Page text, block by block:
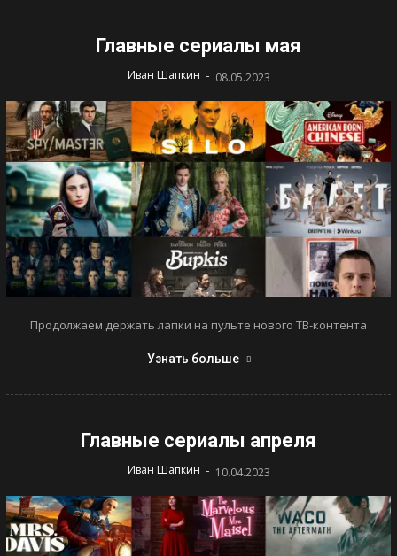
Главные сериалы мая
Иван Шапкин - 08.05.2023
Продолжаем держать лапки на пульте нового ТВ-контента
Узнать больше
Главные сериалы апреля
Иван Шапкин - 10.04.2023